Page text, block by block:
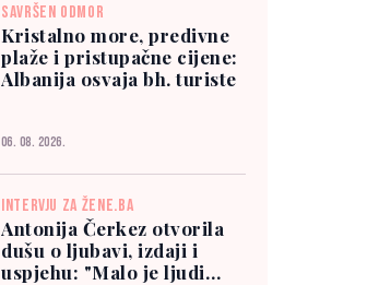
SAVRŠEN ODMOR
Kristalno more, predivne
plaže i pristupačne cijene:
Albanija osvaja bh. turiste
06. 08. 2026.
INTERVJU ZA ŽENE.BA
Antonija Čerkez otvorila
dušu o ljubavi, izdaji i
uspjehu: "Malo je ljudi